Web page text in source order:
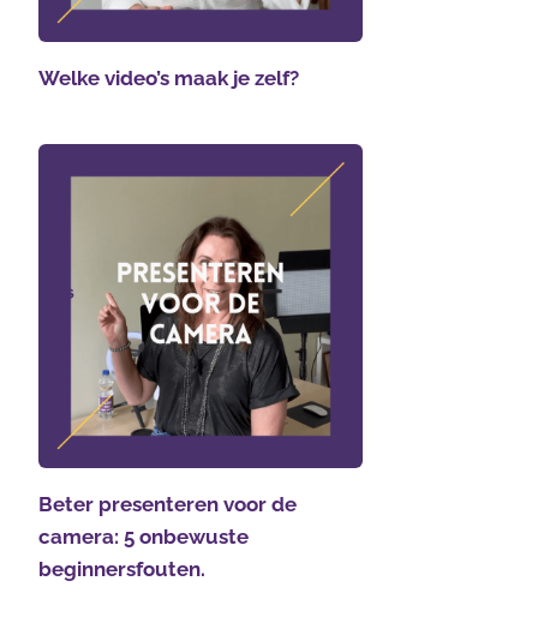
Welke video’s maak je zelf?
Beter presenteren voor de
camera: 5 onbewuste
beginnersfouten.